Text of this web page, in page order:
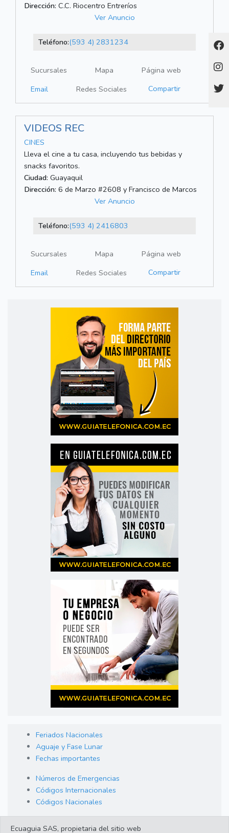
Dirección: C.C. Riocentro Entreríos
Ver Anuncio
Teléfono:(593 4) 2831234
Sucursales Mapa
Página web
Email
Redes Sociales Compartir
VIDEOS REC
CINES
Lleva el cine a tu casa, incluyendo tus bebidas y
snacks favoritos.
Ciudad: Guayaquil
Dirección: 6 de Marzo #2608 y Francisco de Marcos
Ver Anuncio
Teléfono:(593 4) 2416803
Sucursales Mapa
Página web
Email
Redes Sociales Compartir
Feriados Nacionales
Aguaje y Fase Lunar
Fechas importantes
Números de Emergencias
Códigos Internacionales
Códigos Nacionales
Ecuaguia SAS, propietaria del sitio web